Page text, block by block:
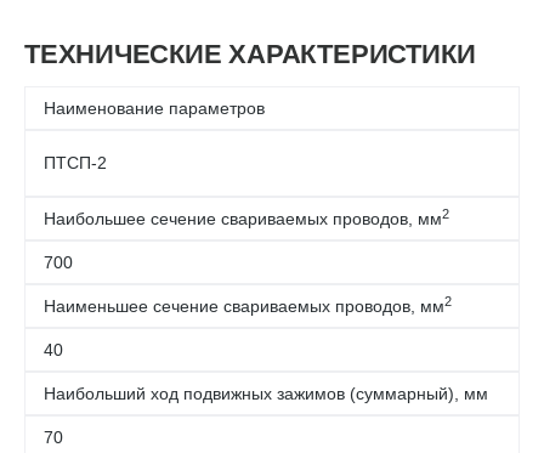
ТЕХНИЧЕСКИЕ ХАРАКТЕРИСТИКИ
Наименование параметров
ПТСП-2
Наибольшее сечение свариваемых проводов, мм2
700
Наименьшее сечение свариваемых проводов, мм2
40
Наибольший ход подвижных зажимов (суммарный), мм
70